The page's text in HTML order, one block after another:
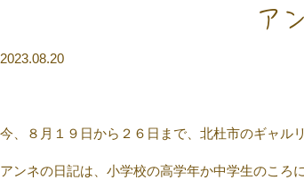
ア
2023.08.20
今、８月１９日から２６日まで、北杜市のギャル
アンネの日記は、小学校の高学年か中学生のころ